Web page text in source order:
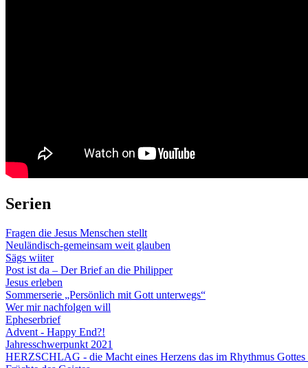
Serien
Fragen die Jesus Menschen stellt
Neuländisch-gemeinsam weit glauben
Sägs wiiter
Post ist da – Der Brief an die Philipper
Jesus erleben
Sommerserie „Persönlich mit Gott unterwegs“
Wer mir nachfolgen will
Epheserbrief
Advent - Happy End?!
Jahresschwerpunkt 2021
HERZSCHLAG - die Macht eines Herzens das im Rhythmus Gottes